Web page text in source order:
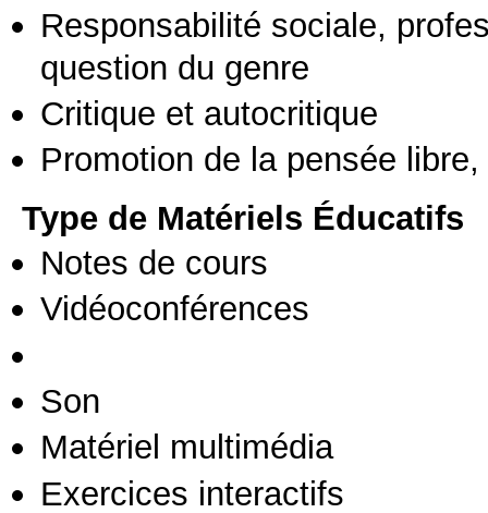
Responsabilité sociale,
question du genre
Critique et autocritique
Promotion de la pensée
Type de Matériels Éducatifs
Notes de cours
Vidéoconférences
Son
Matériel multimédia
Exercices interactifs